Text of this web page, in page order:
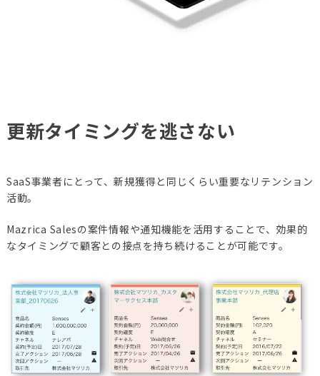
更新タイミングを逃さない
SaaS事業者にとって、新規獲得と同じくらい重要なリテンション
活動。
Mazrica Salesの案件情報や通知機能を活用することで、効果的
なタイミングで顧客との接点を持ち続けることが可能です。